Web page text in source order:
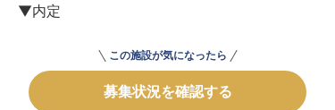
▼内定
この施設が気になったら
募集状況を確認する